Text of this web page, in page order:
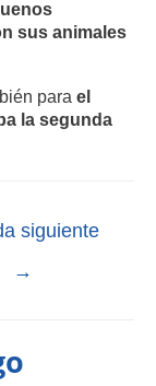
sus animales
para el
la segunda
siguiente
→